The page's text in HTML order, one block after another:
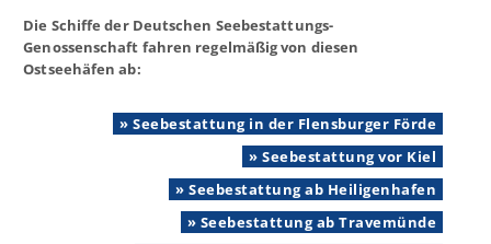
Die Schiffe der Deutschen Seebestattungs-
Genossenschaft fahren regelmäßig von diesen
Ostseehäfen ab:
» Seebestattung in der Flensburger Förde
» Seebestattung vor Kiel
» Seebestattung ab Heiligenhafen
» Seebestattung ab Travemünde